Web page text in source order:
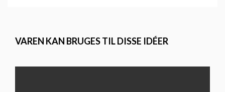
VAREN KAN BRUGES TIL DISSE IDÉER